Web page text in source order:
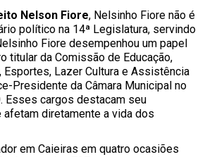
Nelson Fiore, Nelsinho Fiore não é
político na 14ª Legislatura, servindo
Fiore desempenhou um papel
titular da Comissão de Educação,
Esportes, Lazer Cultura e Assistência
Presidente da Câmara Municipal no
Esses cargos destacam seu
diretamente a vida dos
em Caieiras em quatro ocasiões